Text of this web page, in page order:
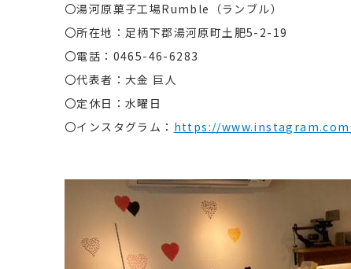
〇湯河原菓子工場Rumble（ランブル）
〇所在地：足柄下郡湯河原町土肥5-2-19
〇電話：0465-46-6283
〇代表者：大金 巨人
〇定休日：水曜日
〇インスタグラム： https://